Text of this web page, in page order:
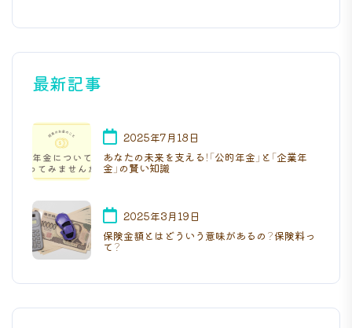
最新記事
2025年7月18日
あなたの未来を支える！「公的年金」と「企業年
金」の賢い知識
2025年3月19日
保険金額とはどういう意味があるの？保険料っ
て？